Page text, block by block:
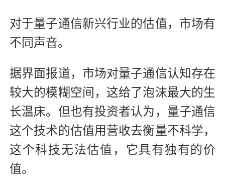
对于量子通信新兴行业的估值，市场有
不同声音。
据界面报道，市场对量子通信认知存在
较大的模糊空间，这给了泡沫最大的生
长温床。但也有投资者认为，量子通信
这个技术的估值用营收去衡量不科学，
这个科技无法估值，它具有独有的价
值。